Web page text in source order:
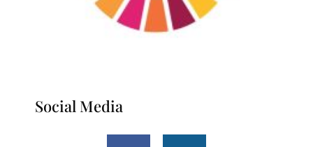
Social Media